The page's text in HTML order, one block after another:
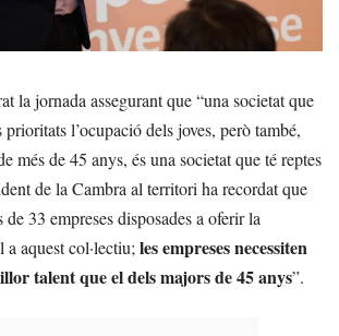
la jornada assegurant que “una societat que
prioritats l’ocupació dels joves, però també,
més de 45 anys, és una societat que té reptes
de la Cambra al territori ha recordat que
33 empreses disposades a oferir la
aquest col·lectiu; les empreses necessiten
talent que el dels majors de 45 anys”.